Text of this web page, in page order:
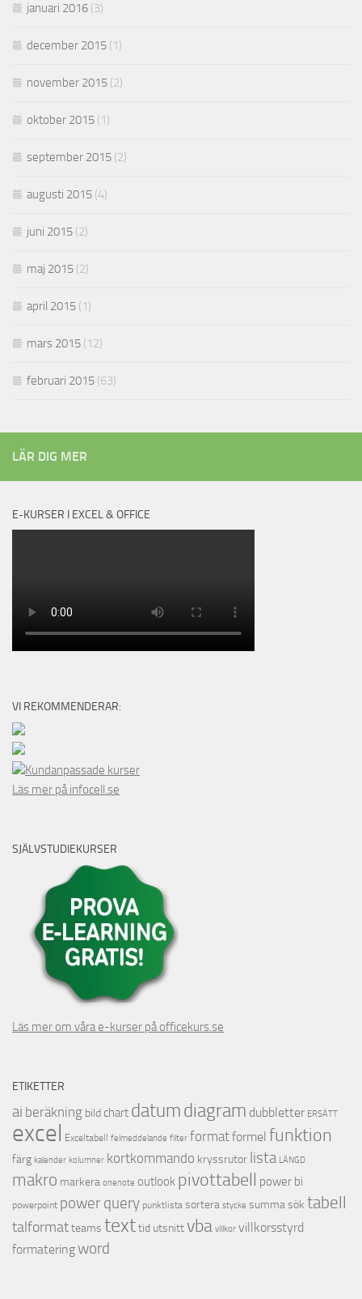
januari 2016 (3)
december 2015 (1)
november 2015 (2)
oktober 2015 (1)
september 2015 (2)
augusti 2015 (4)
juni 2015 (2)
maj 2015 (2)
april 2015 (1)
mars 2015 (12)
februari 2015 (63)
LÄR DIG MER
E-KURSER I EXCEL & OFFICE
VI REKOMMENDERAR:
Kundanpassade kurser
Läs mer på infocell.se
SJÄLVSTUDIEKURSER
Läs mer om våra e-kurser på officekurs.se
ETIKETTER
ai beräkning bild chart datumdiagram dubbletter ERSÄTT
excel Exceltabell felmeddelande filter formatformel funktion
färg kalender kolumner kortkommando kryssrutor lista LÄNGD
makro markera onenote outlook pivottabell power bi
powerpoint power query punktlista sortera stycke summasök tabell
talformatteams texttid utsnittvba villkor villkorsstyrd
formateringword